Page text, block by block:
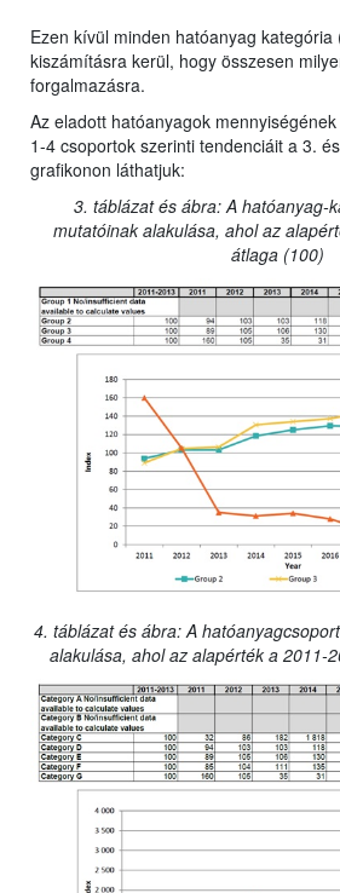
Ezen kívül minden hatóanyag
kiszámításra kerül, hogy összesen
forgalmazásra.
Az eladott hatóanyagok
1-4 csoportok szerinti tendenciáit a 3.
grafikonon láthatjuk:
3. táblázat és ábra: A hatóanyag-
mutatóinak alakulása, ahol az
átlaga (100)
4. táblázat és ábra: A
alakulása, ahol az alapérték a 2011-